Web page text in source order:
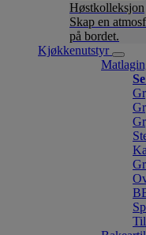
Høstkolleksjon
Skap en
på bordet.
Kjøkkenutstyr